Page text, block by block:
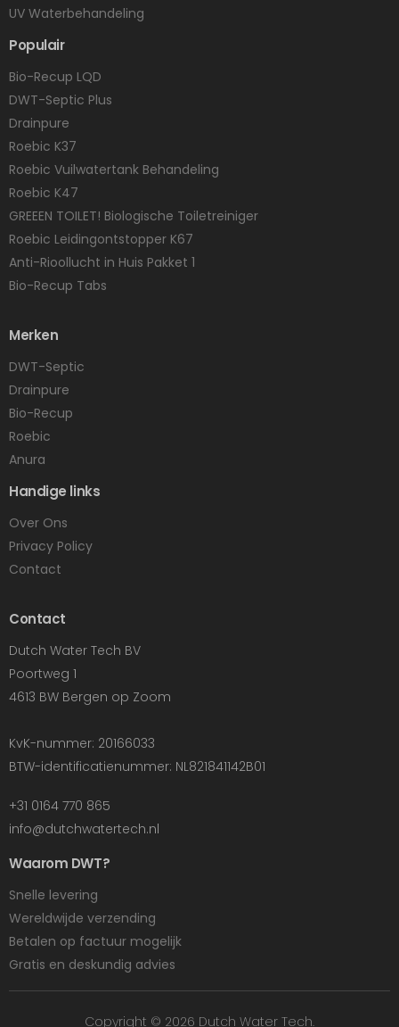
UV Waterbehandeling
Populair
Bio-Recup LQD
DWT-Septic Plus
Drainpure
Roebic K37
Roebic Vuilwatertank Behandeling
Roebic K47
GREEEN TOILET! Biologische Toiletreiniger
Roebic Leidingontstopper K67
Anti-Rioollucht in Huis Pakket 1
Bio-Recup Tabs
Merken
DWT-Septic
Drainpure
Bio-Recup
Roebic
Anura
Handige links
Over Ons
Privacy Policy
Contact
Contact
Dutch Water Tech BV
Poortweg 1
4613 BW Bergen op Zoom
KvK-nummer: 20166033
BTW-identificatienummer: NL821841142B01
+31 0164 770 865
info@dutchwatertech.nl
Waarom DWT?
Snelle levering
Wereldwijde verzending
Betalen op factuur mogelijk
Gratis en deskundig advies
Copyright © 2026 Dutch Water Tech.